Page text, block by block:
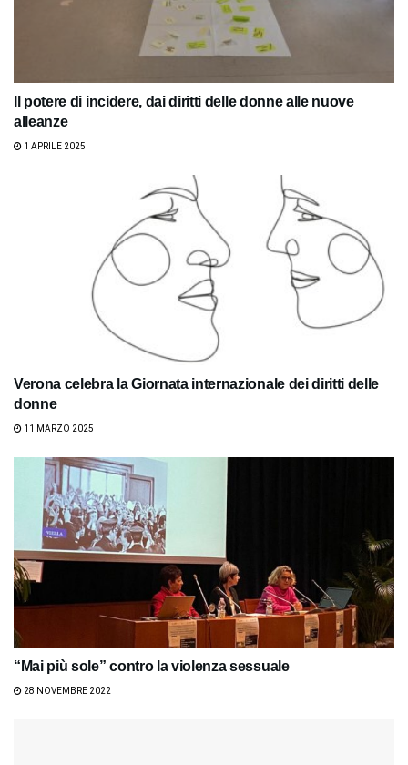
Il potere di incidere, dai diritti delle donne alle nuove
alleanze
1 APRILE 2025
Verona celebra la Giornata internazionale dei diritti delle
donne
11 MARZO 2025
“Mai più sole” contro la violenza sessuale
28 NOVEMBRE 2022